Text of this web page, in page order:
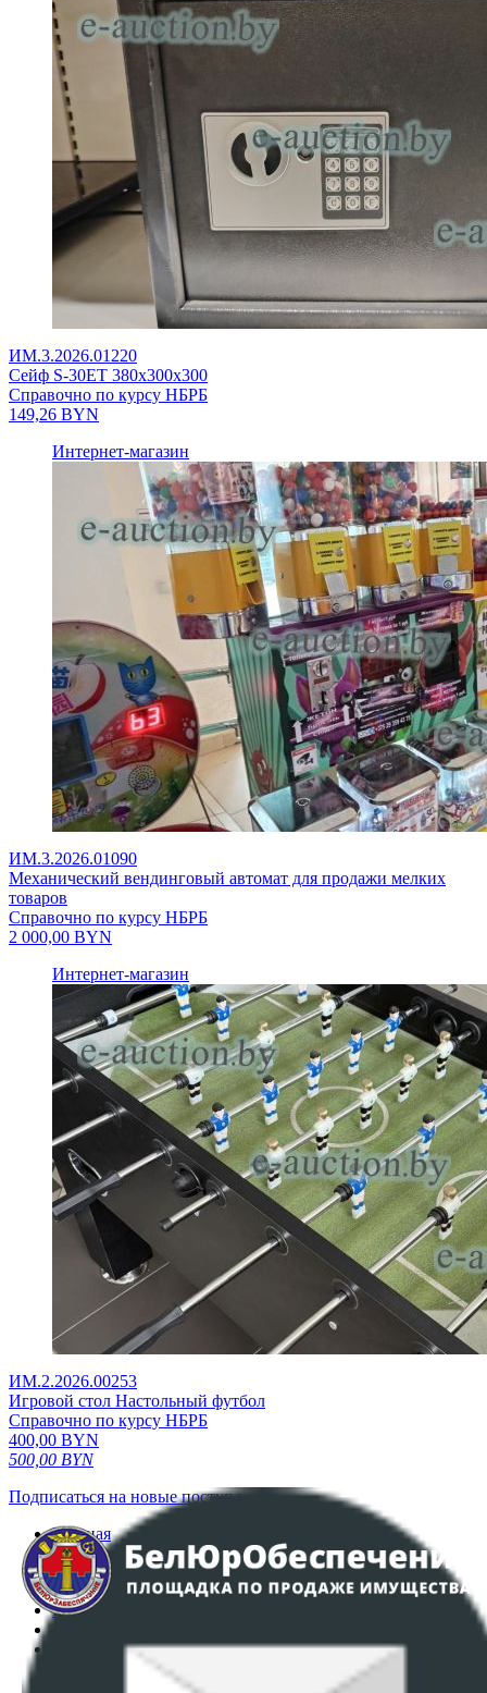
ИМ.3.2026.01220
Сейф S-30ET 380x300x300
Справочно по курсу НБРБ
149,26 BYN
Интернет-магазин
ИМ.3.2026.01090
Механический вендинговый автомат для продажи мелких
товаров
Справочно по курсу НБРБ
2 000,00 BYN
Интернет-магазин
ИМ.2.2026.00253
Игровой стол Настольный футбол
Справочно по курсу НБРБ
400,00 BYN
500,00 BYN
Подписаться на новые поступления
Главная
Аукционы
Интернет-магазин
Регламент организации и проведения торгов
Политика в отношении обработки персональных
ПОЛОЖЕНИЕ О ПОЛИТИКЕ ОБРАБОТКИ COOKIE-